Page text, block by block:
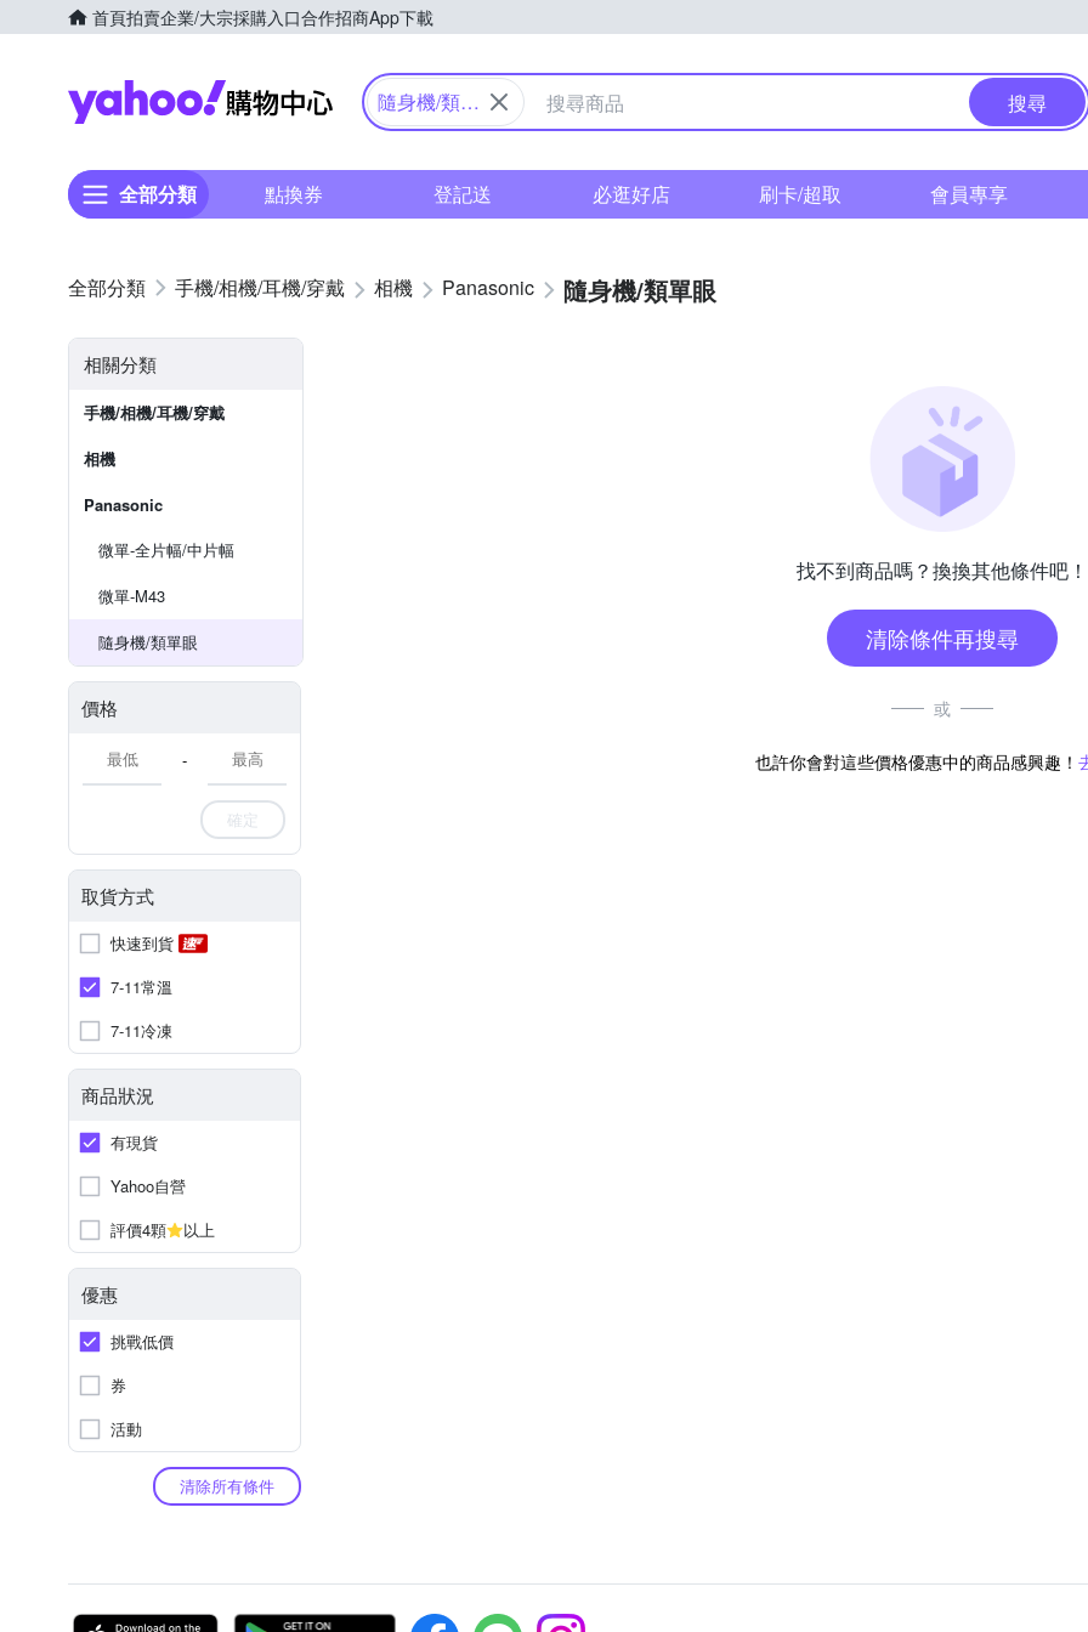
首頁拍賣企業/大宗採購入口合作招商App下載
Yahoo購物中心
隨身機/類單
搜尋
全部分類 點換券 登記送 必逛好店 刷卡/超取 會員專享
手機/相機/耳機/穿戴 相機 Panasonic 隨身機/類單眼
相關分類
手機/相機/耳機/穿戴
相機
Panasonic
微單-全片幅/中片幅
微單-M43
隨身機/類單眼
價格
-
確定
取貨方式
快速到貨
7-11常溫
7-11冷凍
商品狀況
有現貨
Yahoo自營
評價4顆
以上
優惠
挑戰低價
券
活動
清除所有條件
找不到商品嗎？換換其他條件吧！
清除條件再搜尋
或
也許你會對這些價格優惠中的商品感興趣！